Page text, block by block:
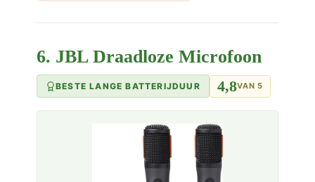
6. JBL Draadloze Microfoon
BESTE LANGE BATTERIJDUUR 4,8VAN 5